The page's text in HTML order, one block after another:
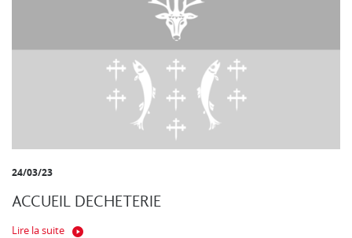
24/03/23
ACCUEIL DECHETERIE
Lire la suite